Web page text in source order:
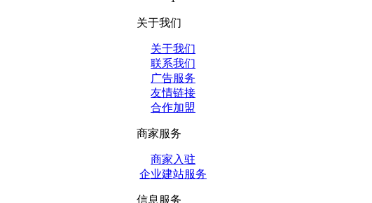
关于我们
关于我们
联系我们
广告服务
友情链接
合作加盟
商家服务
商家入驻
企业建站服务
信息服务